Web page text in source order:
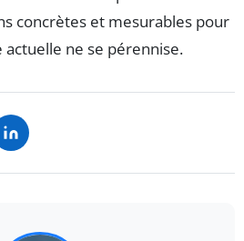
concrètes et mesurables pour
ne se pérennise.